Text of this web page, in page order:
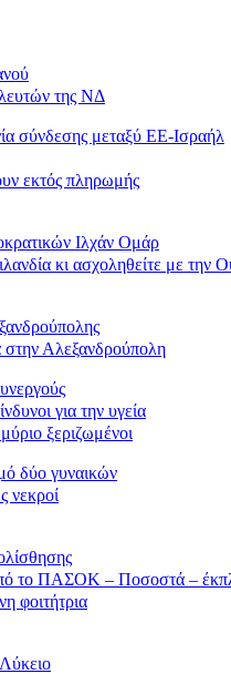
της ΝΔ
σύνδεσης μεταξύ ΕΕ-Ισραήλ
εκτός πληρωμής
Ιλχάν Ομάρ
κι ασχοληθείτε με την
στην Αλεξανδρούπολη
για την υγεία
ξεριζωμένοι
δύο γυναικών
νεκροί
το ΠΑΣΟΚ – Ποσοστά –
φοιτήτρια